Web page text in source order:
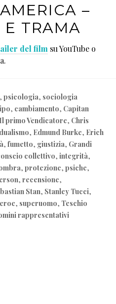
–
E TRAMA
del film su YouTube o
, psicologia, sociologia
, cambiamento, Capitan
primo Vendicatore, Chris
dualismo, Edmund Burke, Erich
, fumetto, giustizia, Grandi
collettivo, integrità,
, protezione, psiche,
, recensione,
Stan, Stanley Tucci,
, superuomo, Teschio
rappresentativi